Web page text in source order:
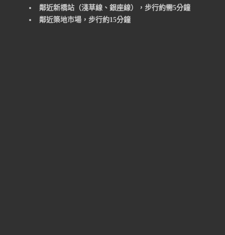
鄰近新橋站（淺草線、銀座線），步行約需5分鐘
鄰近築地市場，步行約15分鐘